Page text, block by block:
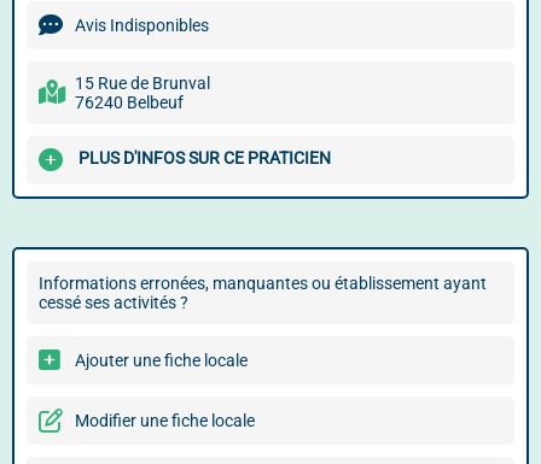
Avis Indisponibles
15 Rue de Brunval
76240 Belbeuf
PLUS D'INFOS SUR CE PRATICIEN
Informations erronées, manquantes ou établissement ayant
cessé ses activités ?
Ajouter une fiche locale
Modifier une fiche locale